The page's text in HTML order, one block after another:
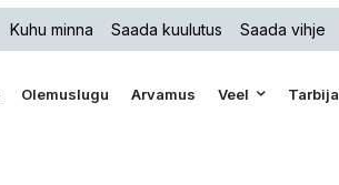
Kuhu minna Saada kuulutus Saada vihje
Olemuslugu Arvamus Veel Tarbija